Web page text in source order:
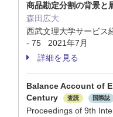
商品勘定分割の背景と
森田広大
西武文理大学サービ
- 75 2021年7月
詳細を見る
Balance Account of
Century
査読 国際誌
Proceedings of 9th